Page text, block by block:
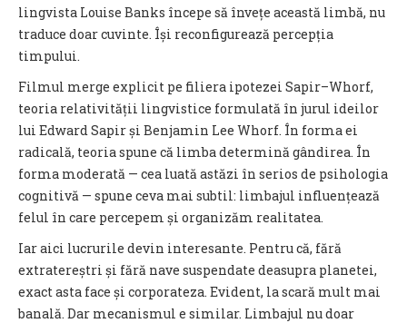
lingvista Louise Banks începe să învețe această limbă, nu
traduce doar cuvinte. Își reconfigurează percepția
timpului.
Filmul merge explicit pe filiera ipotezei Sapir–Whorf,
teoria relativității lingvistice formulată în jurul ideilor
lui Edward Sapir și Benjamin Lee Whorf. În forma ei
radicală, teoria spune că limba determină gândirea. În
forma moderată — cea luată astăzi în serios de psihologia
cognitivă — spune ceva mai subtil: limbajul influențează
felul în care percepem și organizăm realitatea.
Iar aici lucrurile devin interesante. Pentru că, fără
extratereștri și fără nave suspendate deasupra planetei,
exact asta face și corporateza. Evident, la scară mult mai
banală. Dar mecanismul e similar. Limbajul nu doar